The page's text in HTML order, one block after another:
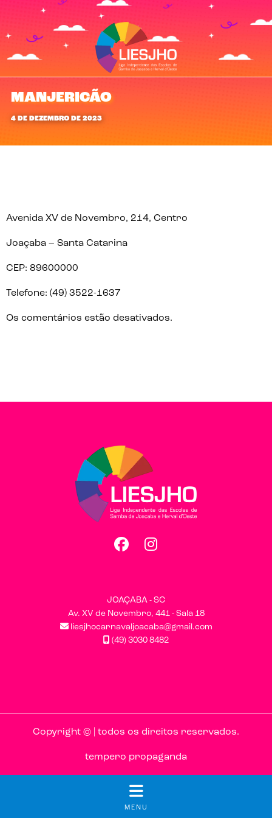
MANJERICÃO
4 DE DEZEMBRO DE 2023
Avenida XV de Novembro, 214, Centro
Joaçaba – Santa Catarina
CEP: 89600000
Telefone: (49) 3522-1637
Os comentários estão desativados.
Instagram
JOAÇABA - SC
Av. XV de Novembro, 441 - Sala 18
liesjhocarnavaljoacaba@gmail.com
(49) 3030 8482
Copyright © | todos os direitos reservados.
tempero propaganda
MENU